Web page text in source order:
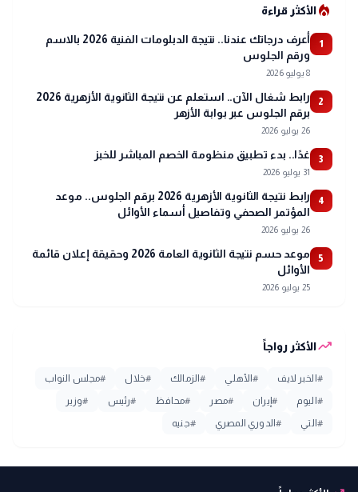
local_fire_departmentالأكثر قراءة
1
أعرف درجاتك عندنا.. نتيجة الدبلومات الفنية 2026 بالاسم
ورقم الجلوس
8 يوليو 2026
2
رابط شغال الآن.. استعلم عن نتيجة الثانوية الأزهرية 2026
برقم الجلوس عبر بوابة الأزهر
26 يوليو 2026
3 غدًا.. بدء تطبيق منظومة الخصم المباشر للخبز
31 يوليو 2026
4
رابط نتيجة الثانوية الأزهرية 2026 برقم الجلوس.. موعد
المؤتمر الصحفي وتفاصيل أسماء الأوائل
26 يوليو 2026
5
موعد حسم نتيجة الثانوية العامة 2026 وحقيقة إعلان قائمة
الأوائل
25 يوليو 2026
trending_upالأكثر رواجاً
# الخبر لايف #الأهلي #الزمالك #خلال #مجلس النواب
# اليوم # إيران #مصر #محافظ #رئيس #وزير
# التي #الدوري المصري #جنيه